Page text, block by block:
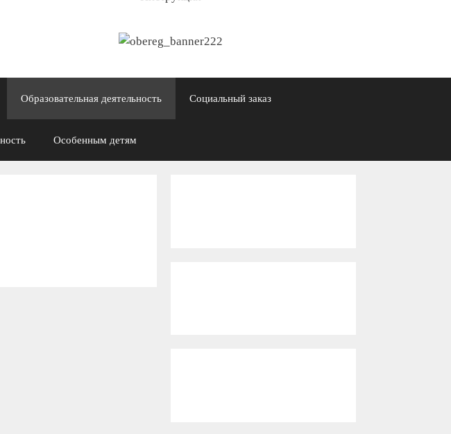
Образовательная деятельность Социальный заказ
Особенным детям